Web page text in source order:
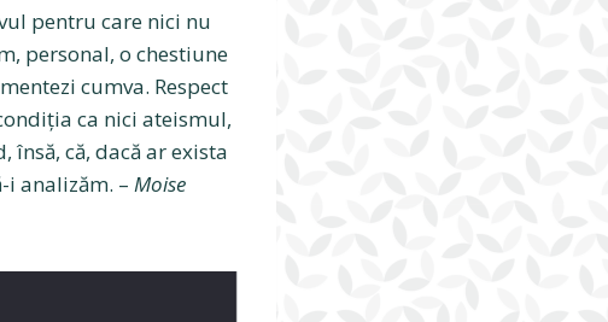
pentru care nici nu
personal, o chestiune
cumva. Respect
ca nici ateismul,
că, dacă ar exista
analizăm. – Moise